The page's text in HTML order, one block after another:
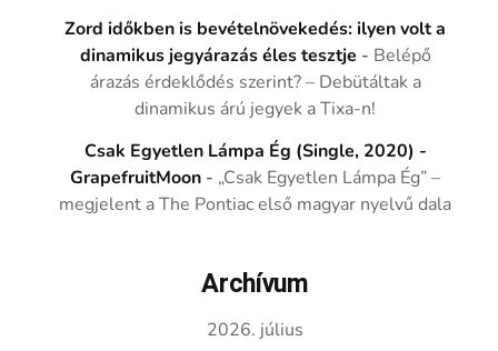
Zord időkben is bevételnövekedés: ilyen volt a
dinamikus jegyárazás éles tesztje - Belépő
árazás érdeklődés szerint? – Debütáltak a
dinamikus árú jegyek a Tixa-n!
Csak Egyetlen Lámpa Ég (Single, 2020) -
GrapefruitMoon - „Csak Egyetlen Lámpa Ég” –
megjelent a The Pontiac első magyar nyelvű dala
Archívum
2026. július